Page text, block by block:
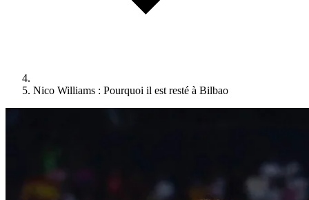
Nico Williams : Pourquoi il est resté à Bilbao